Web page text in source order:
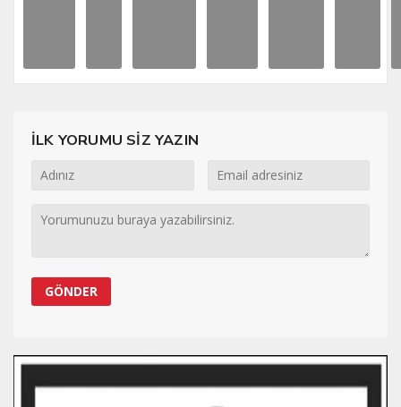
İLK YORUMU SİZ YAZIN